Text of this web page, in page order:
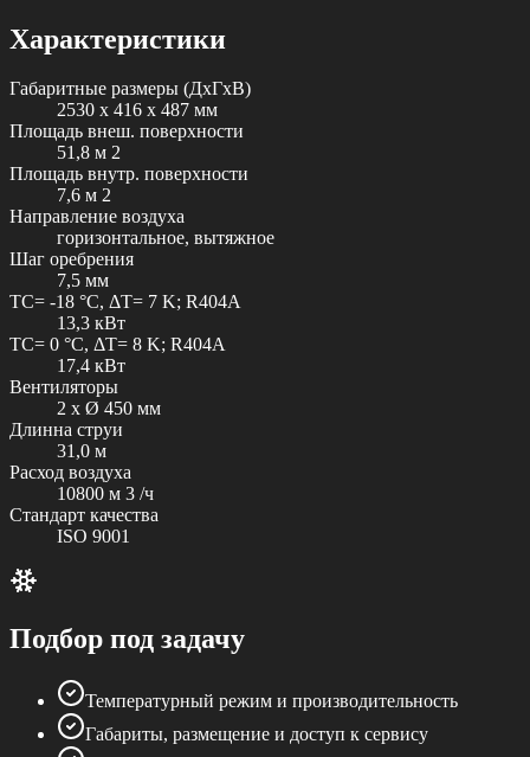
Характеристики
Габаритные размеры (ДxГxВ)
2530 x 416 x 487 мм
Площадь внеш. поверхности
51,8 м 2
Площадь внутр. поверхности
7,6 м 2
Направление воздуха
горизонтальное, вытяжное
Шаг оребрения
7,5 мм
TC= -18 °C, ΔT= 7 K; R404A
13,3 кВт
TC= 0 °C, ΔT= 8 K; R404A
17,4 кВт
Вентиляторы
2 x Ø 450 мм
Длинна струи
31,0 м
Расход воздуха
10800 м 3 /ч
Стандарт качества
ISO 9001
Подбор под задачу
Температурный режим и производительность
Габариты, размещение и доступ к сервису